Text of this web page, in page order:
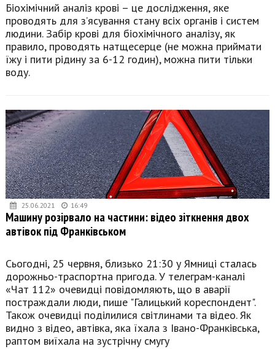
Біохімічний аналіз крові – це дослідження, яке
проводять для з’ясування стану всіх органів і систем
людини. Забір крові для біохімічного аналізу, як
правило, проводять натщесерце (не можна приймати
їжу і пити рідину за 6-12 годин), можна пити тільки
воду.
25.06.2021 16:49
Машину розірвало на частини: відео зіткнення двох
автівок під Франківськом
Сьогодні, 25 червня, близько 21:30 у Ямниці сталась
дорожньо-траспортна пригода. У телеграм-каналі
«Чат 112» очевидці повідомляють, що в аварії
постраждали люди, пише "Галицький кореспондент".
Також очевидці поділилися світлинами та відео. Як
видно з відео, автівка, яка їхала з Івано-Франківська,
раптом виїхала на зустрічну смугу